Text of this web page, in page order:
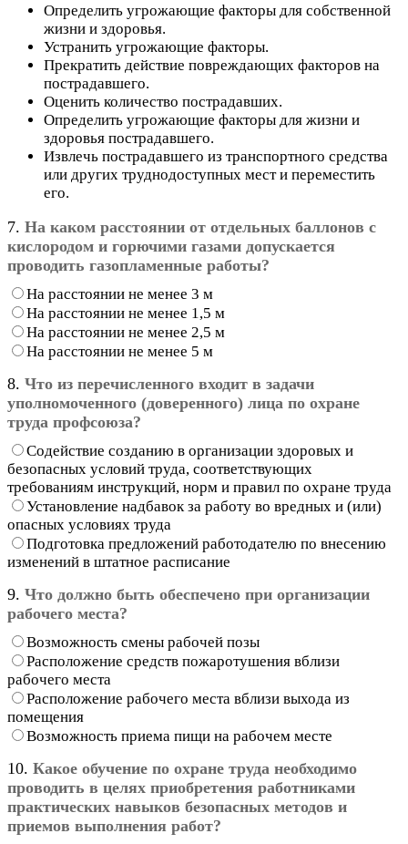
Определить угрожающие факторы для собственной
жизни и здоровья.
Устранить угрожающие факторы.
Прекратить действие повреждающих факторов на
пострадавшего.
Оценить количество пострадавших.
Определить угрожающие факторы для жизни и
здоровья пострадавшего.
Извлечь пострадавшего из транспортного средства
или других труднодоступных мест и переместить
его.
7. На каком расстоянии от отдельных баллонов с
кислородом и горючими газами допускается
проводить газопламенные работы?
На расстоянии не менее 3 м
На расстоянии не менее 1,5 м
На расстоянии не менее 2,5 м
На расстоянии не менее 5 м
8. Что из перечисленного входит в задачи
уполномоченного (доверенного) лица по охране
труда профсоюза?
Содействие созданию в организации здоровых и
безопасных условий труда, соответствующих
требованиям инструкций, норм и правил по охране труда
Установление надбавок за работу во вредных и (или)
опасных условиях труда
Подготовка предложений работодателю по внесению
изменений в штатное расписание
9. Что должно быть обеспечено при организации
рабочего места?
Возможность смены рабочей позы
Расположение средств пожаротушения вблизи
рабочего места
Расположение рабочего места вблизи выхода из
помещения
Возможность приема пищи на рабочем месте
10. Какое обучение по охране труда необходимо
проводить в целях приобретения работниками
практических навыков безопасных методов и
приемов выполнения работ?